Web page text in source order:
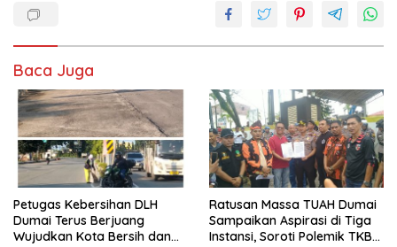
Baca Juga
Petugas Kebersihan DLH
Dumai Terus Berjuang
Wujudkan Kota Bersih dan
Ratusan Massa TUAH Dumai
Sampaikan Aspirasi di Tiga
Instansi, Soroti Polemik TKBM